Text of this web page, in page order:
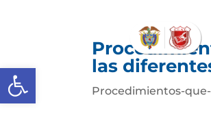
Abrir barra de herramientas
las
Procedimientos-